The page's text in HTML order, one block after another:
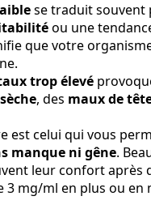
se traduit souvent
ou une
que votre
trop élevé
, des maux de
est celui qui vous
manque ni gêne.
leur confort après
3 mg/ml en plus ou en